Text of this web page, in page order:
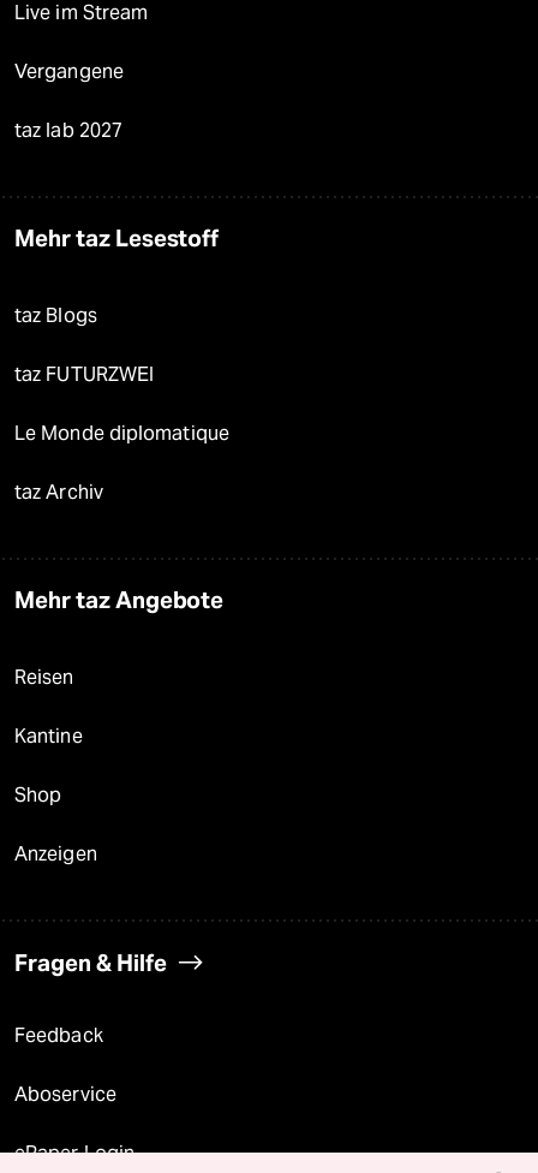
Live im Stream
Vergangene
taz lab 2027
Mehr taz Lesestoff
taz Blogs
taz FUTURZWEI
Le Monde diplomatique
taz Archiv
Mehr taz Angebote
Reisen
Kantine
Shop
Anzeigen
Fragen & Hilfe
Feedback
Aboservice
ePaper Login